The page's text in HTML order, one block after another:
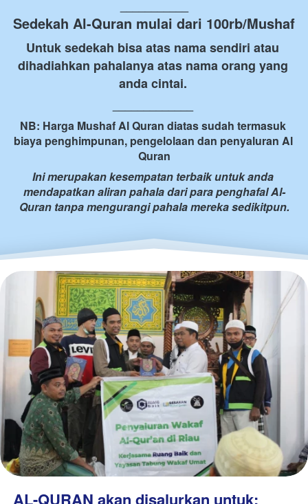
Untuk sedekah bisa atas nama sendiri atau
dihadiahkan pahalanya atas nama orang yang
anda cintai.
NB: Harga Mushaf Al Quran diatas sudah termasuk
biaya penghimpunan, pengelolaan dan penyaluran Al
Quran
Ini merupakan kesempatan terbaik untuk anda
mendapatkan aliran pahala dari para penghafal Al-
Quran tanpa mengurangi pahala mereka sedikitpun.
AL-QURAN akan disalurkan untuk: